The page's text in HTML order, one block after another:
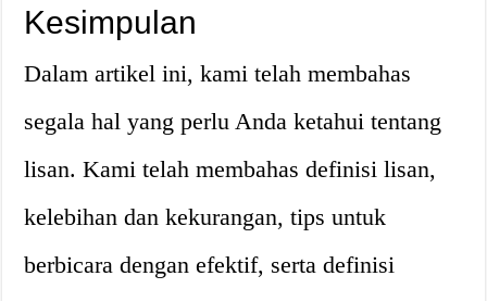
Kesimpulan
Dalam artikel ini, kami telah membahas
segala hal yang perlu Anda ketahui tentang
lisan. Kami telah membahas definisi lisan,
kelebihan dan kekurangan, tips untuk
berbicara dengan efektif, serta definisi